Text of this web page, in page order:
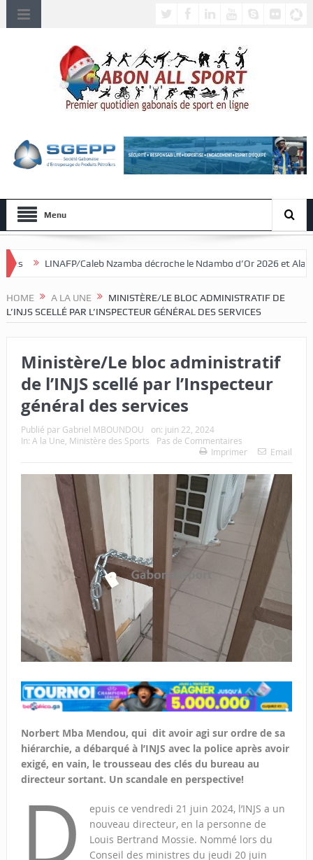
Menu
Nzamba décroche le Ndambo d’Or 2026 et Alain Djissikadié
HOME A LA UNE
MINISTÈRE/LE BLOC ADMINISTRATIF DE
L’INJS SCELLÉ PAR L’INSPECTEUR GÉNÉRAL DES SERVICES
Ministère/Le bloc administratif
de l’INJS scellé par l’Inspecteur
général des services
Publié par Gabriel MBOUNDOU on: juin 22, 2024
In: A la Une Ministère des Sports
Pas de Commentaires
Imprimer
Email
Norbert Mba Mendou, qui dit avoir agi sur ordre de sa
hiérarchie, a débarqué à l’INJS avec la police après avoir
exigé, en vain, le trousseau des clés du bureau au
directeur sortant. Un scandale en perspective!
D
epuis ce vendredi 21 juin 2024, l’INJS a un
nouveau directeur, en la personne de
Louis Bertrand Mossie. Nommé lors du
Conseil des ministres du jeudi 20 juin